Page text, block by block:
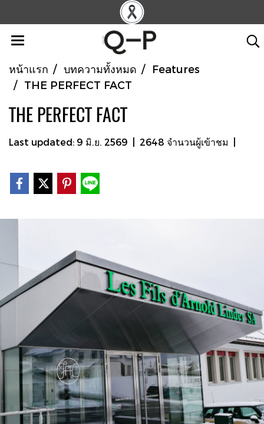
หน้าแรก บทความทั้งหมด
Features
THE PERFECT FACT
THE PERFECT FACT
Last updated: 9 มิ.ย. 2569 2648 จำนวนผู้เข้าชม